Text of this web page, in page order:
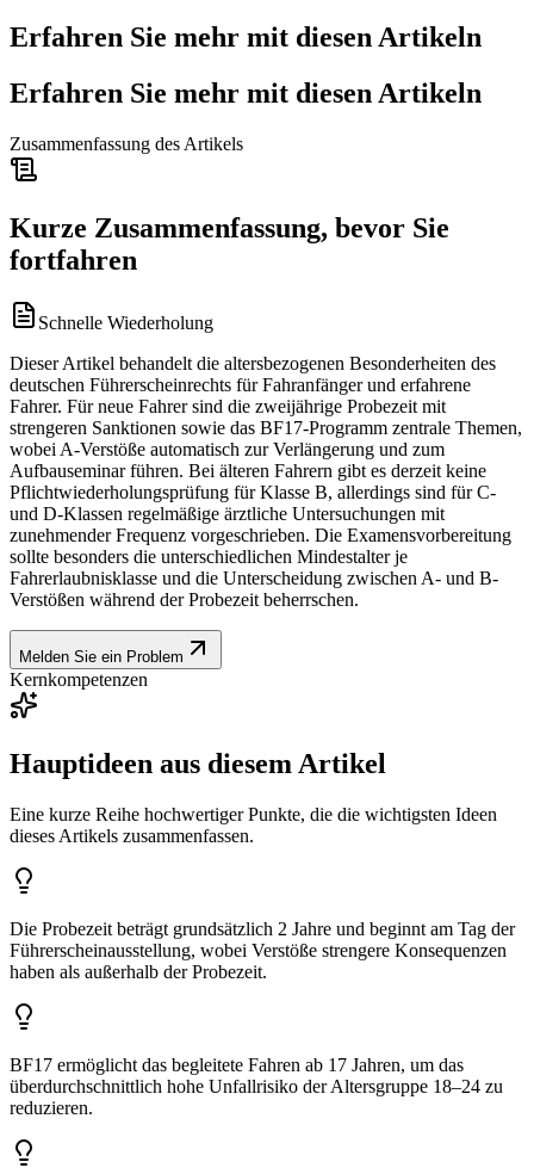
Erfahren Sie mehr mit diesen Artikeln
Erfahren Sie mehr mit diesen Artikeln
Zusammenfassung des Artikels
Kurze Zusammenfassung, bevor Sie
fortfahren
Schnelle Wiederholung
Dieser Artikel behandelt die altersbezogenen Besonderheiten des
deutschen Führerscheinrechts für Fahranfänger und erfahrene
Fahrer. Für neue Fahrer sind die zweijährige Probezeit mit
strengeren Sanktionen sowie das BF17-Programm zentrale Themen,
wobei A-Verstöße automatisch zur Verlängerung und zum
Aufbauseminar führen. Bei älteren Fahrern gibt es derzeit keine
Pflichtwiederholungsprüfung für Klasse B, allerdings sind für C-
und D-Klassen regelmäßige ärztliche Untersuchungen mit
zunehmender Frequenz vorgeschrieben. Die Examensvorbereitung
sollte besonders die unterschiedlichen Mindestalter je
Fahrerlaubnisklasse und die Unterscheidung zwischen A- und B-
Verstößen während der Probezeit beherrschen.
Melden Sie ein Problem
Kernkompetenzen
Hauptideen aus diesem Artikel
Eine kurze Reihe hochwertiger Punkte, die die wichtigsten Ideen
dieses Artikels zusammenfassen.
Die Probezeit beträgt grundsätzlich 2 Jahre und beginnt am Tag der
Führerscheinausstellung, wobei Verstöße strengere Konsequenzen
haben als außerhalb der Probezeit.
BF17 ermöglicht das begleitete Fahren ab 17 Jahren, um das
überdurchschnittlich hohe Unfallrisiko der Altersgruppe 18–24 zu
reduzieren.